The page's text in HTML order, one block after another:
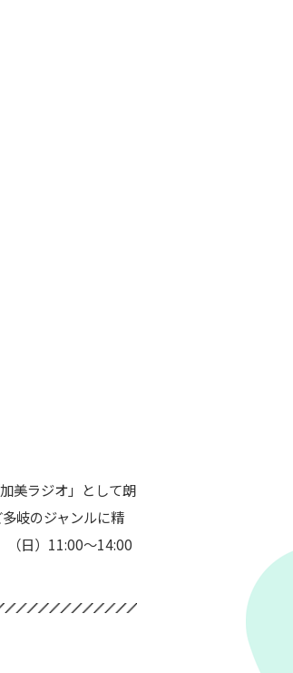
美ラジオ」として朗
岐のジャンルに精
（日）11:00～14:00